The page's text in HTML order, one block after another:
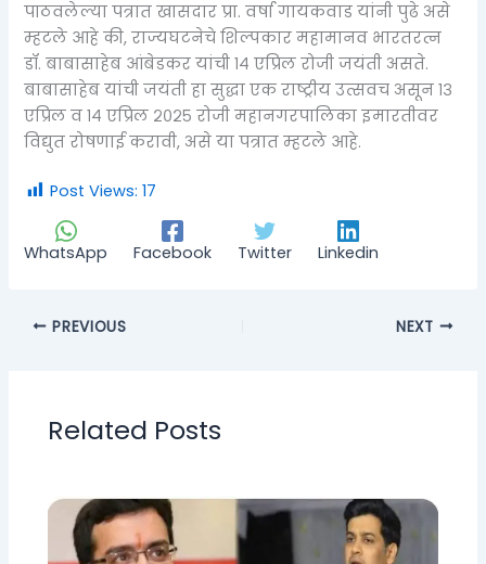
पाठवलेल्या पत्रात खासदार प्रा. वर्षा गायकवाड यांनी पुढे असे
म्हटले आहे की, राज्यघटनेचे शिल्पकार महामानव भारतरत्न
डॉ. बाबासाहेब आंबेडकर यांची १४ एप्रिल रोजी जयंती असते.
बाबासाहेब यांची जयंती हा सुद्धा एक राष्ट्रीय उत्सवच असून १३
एप्रिल व १४ एप्रिल २०२५ रोजी महानगरपालिका इमारतीवर
विद्युत रोषणाई करावी, असे या पत्रात म्हटले आहे.
Post Views: 17
WhatsApp Facebook Twitter Linkedin
PREVIOUS NEXT
Related Posts